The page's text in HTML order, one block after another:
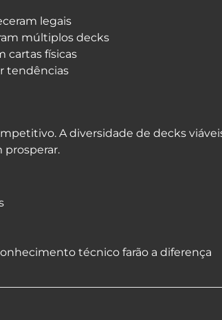
legais
múltiplos decks
cartas físicas
tendências
A diversidade de decks
técnico farão a diferença